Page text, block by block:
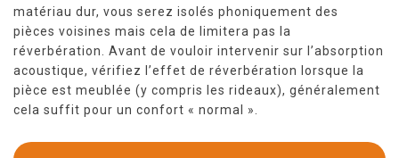
matériau dur, vous serez isolés phoniquement des
pièces voisines mais cela de limitera pas la
réverbération. Avant de vouloir intervenir sur l’absorption
acoustique, vérifiez l’effet de réverbération lorsque la
pièce est meublée (y compris les rideaux), généralement
cela suffit pour un confort « normal ».